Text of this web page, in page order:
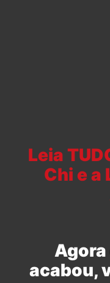
Leia
Chi e a
acabou,